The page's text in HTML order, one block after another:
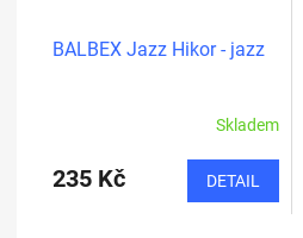
BALBEX Jazz Hikor - jazz
Skladem
235 Kč DETAIL